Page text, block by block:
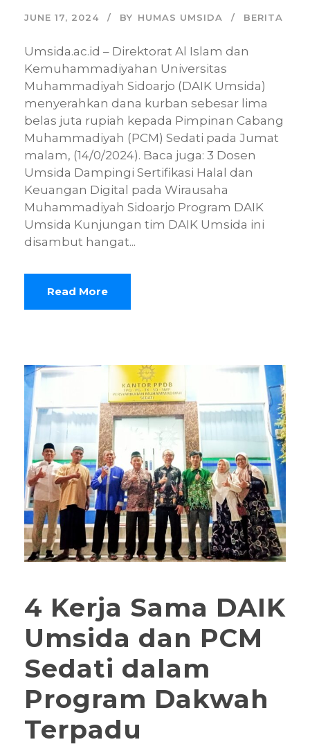
JUNE 17, 2024 BY HUMAS UMSIDA BERITA
Umsida.ac.id – Direktorat Al Islam dan
Kemuhammadiyahan Universitas
Muhammadiyah Sidoarjo (DAIK Umsida)
menyerahkan dana kurban sebesar lima
belas juta rupiah kepada Pimpinan Cabang
Muhammadiyah (PCM) Sedati pada Jumat
malam, (14/0/2024). Baca juga: 3 Dosen
Umsida Dampingi Sertifikasi Halal dan
Keuangan Digital pada Wirausaha
Muhammadiyah Sidoarjo Program DAIK
Umsida Kunjungan tim DAIK Umsida ini
disambut hangat...
Read More
4 Kerja Sama DAIK
Umsida dan PCM
Sedati dalam
Program Dakwah
Terpadu